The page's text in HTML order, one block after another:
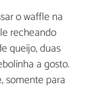
o waffle na
recheando
queijo, duas
a gosto.
somente para